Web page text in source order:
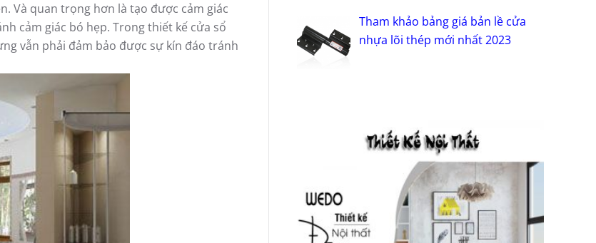
Và quan trọng hơn là tạo được cảm giác
cảm giác bó hẹp. Trong thiết kế cửa sổ
vẫn phải đảm bảo được sự kín đáo tránh
Tham khảo bảng giá bản lề cửa
nhựa lõi thép mới nhất 2023